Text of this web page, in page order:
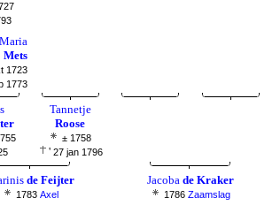
Maria
Mets
1723
1773
Tannetje
Roose
± 1758
' 27 jan 1796
de Feijter
1783 Axel
Jacoba de Kraker
1786 Zaamslag